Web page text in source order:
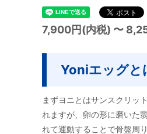
7,900円(内税) 〜
Yoniエッグと
まずヨニとはサンスクリッ
れますが、卵の形に磨いた
れて運動することで骨盤周